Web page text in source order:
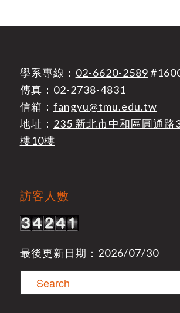
學系專線： 02-6620-2589
傳真：02-2738-4831
信箱： fangyu@tmu.edu.tw
地址： 235 新北市中和區圓通路
樓10樓
訪客人數
最後更新日期：2026/07/30